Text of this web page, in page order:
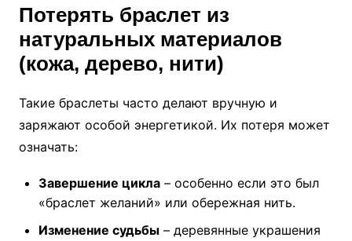
Потерять браслет из
натуральных материалов
(кожа, дерево, нити)
Такие браслеты часто делают вручную и
заряжают особой энергетикой. Их потеря может
означать:
Завершение цикла– особенно если это был
«браслет желаний» или обережная нить.
Изменение судьбы– деревянные украшения